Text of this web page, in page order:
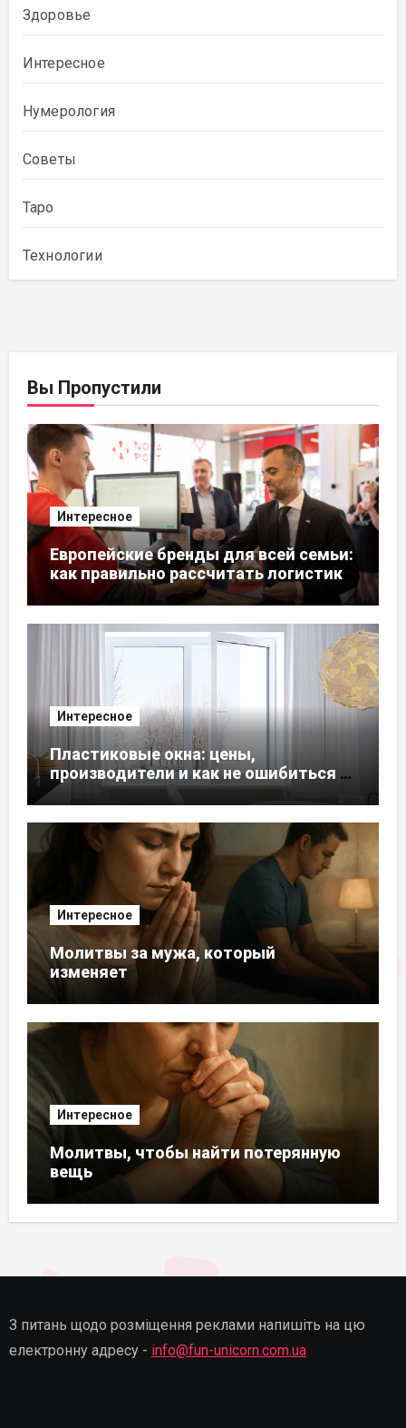
Здоровье
Интересное
Нумерология
Советы
Таро
Технологии
Вы Пропустили
Интересное
Европейские бренды для всей семьи:
как правильно рассчитать логистику
из ЕС
Интересное
Пластиковые окна: цены,
производители и как не ошибиться с
выбором
Интересное
Молитвы за мужа, который
изменяет
Интересное
Молитвы, чтобы найти потерянную
вещь
З питань щодо розміщення реклами напишіть на цю
електронну адресу - info@fun-unicorn.com.ua